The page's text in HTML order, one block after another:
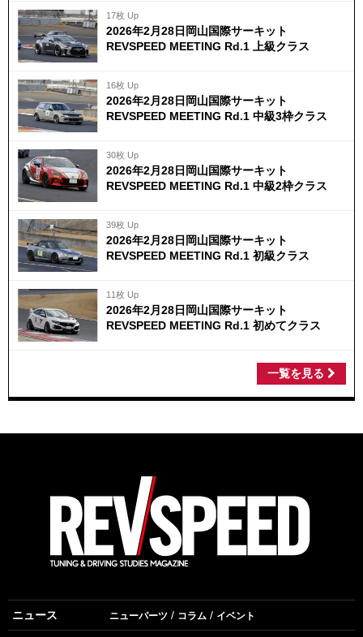
17枚 Up
2026年2月28日岡山国際サーキット
REVSPEED MEETING Rd.1 上級クラス
16枚 Up
2026年2月28日岡山国際サーキット
REVSPEED MEETING Rd.1 中級3枠クラス
30枚 Up
2026年2月28日岡山国際サーキット
REVSPEED MEETING Rd.1 中級2枠クラス
39枚 Up
2026年2月28日岡山国際サーキット
REVSPEED MEETING Rd.1 初級クラス
11枚 Up
2026年2月28日岡山国際サーキット
REVSPEED MEETING Rd.1 初めてクラス
一覧を見る
ニュース ニューパーツ コラム イベント